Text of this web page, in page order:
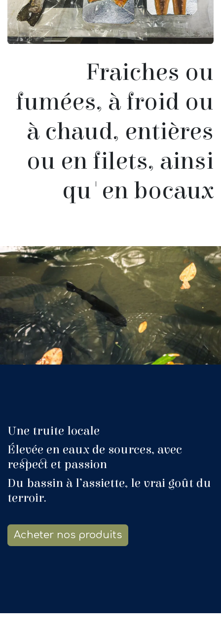
Fraiches ou
fumées, à froid ou
à chaud, entières
ou en filets, ainsi
qu'en bocaux
Une truite locale
Élevée en eaux de sources, avec
respect et passion
Du bassin à l’assiette, le vrai goût du
terroir.
Acheter nos produits